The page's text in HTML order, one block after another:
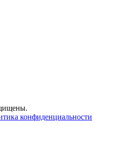
конфиденциальности